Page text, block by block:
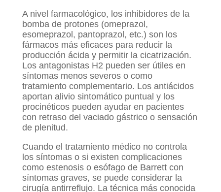
A nivel farmacológico, los inhibidores de la
bomba de protones (omeprazol,
esomeprazol, pantoprazol, etc.) son los
fármacos más eficaces para reducir la
producción ácida y permitir la cicatrización.
Los antagonistas H2 pueden ser útiles en
síntomas menos severos o como
tratamiento complementario. Los antiácidos
aportan alivio sintomático puntual y los
procinéticos pueden ayudar en pacientes
con retraso del vaciado gástrico o sensación
de plenitud.
Cuando el tratamiento médico no controla
los síntomas o si existen complicaciones
como estenosis o esófago de Barrett con
síntomas graves, se puede considerar la
cirugía antirreflujo. La técnica más conocida